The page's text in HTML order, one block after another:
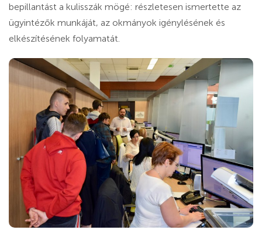
bepillantást a kulisszák mögé: részletesen ismertette az
ügyintézők munkáját, az okmányok igénylésének és
elkészítésének folyamatát.